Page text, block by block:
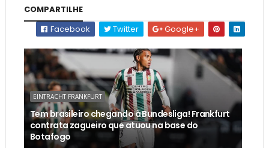
COMPARTILHE
Facebook
Twitter Google+
EINTRACHT FRANKFURT
Tem brasileiro chegando à Bundesliga! Frankfurt
contrata zagueiro que atuou na base do
Botafogo